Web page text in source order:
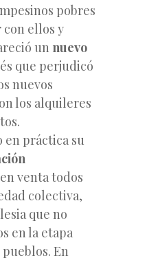
pobres
ellos y
un nuevo
que perjudicó
nuevos
los alquileres
en práctica su
venta todos
colectiva,
que no
en la etapa
En